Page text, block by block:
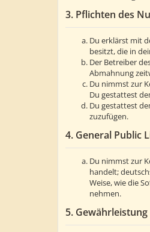
3. Pflichten des
Du erklärst mit
besitzt, die in
Der Betreiber
Abmahnung
Du nimmst zur
Du gestattest
Du gestattest
zuzufügen.
4. General Public
Du nimmst zur
handelt;
Weise, wie die
nehmen.
5. Gewährleistung